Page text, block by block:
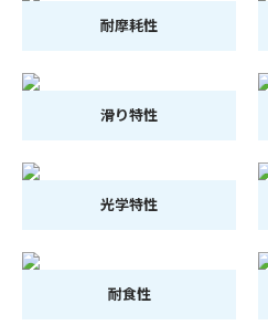
耐摩耗性
滑り特性
光学特性
耐食性